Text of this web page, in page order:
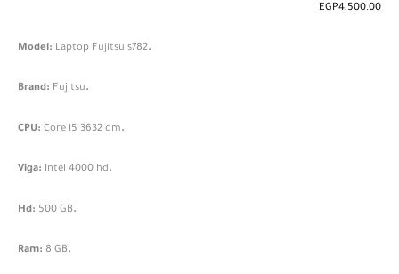
EGP4,500.00
.Model:
Laptop Fujitsu s782
.Brand:
Fujitsu
.CPU:
Core I5 3632 qm
.Viga:
Intel 4000 hd
.Hd:
500 GB
.Ram:
8 GB